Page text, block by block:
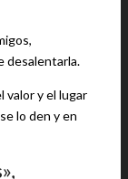
desalentarla.
valor y el lugar
lo den y en